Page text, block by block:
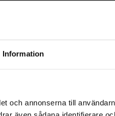
Information
och annonserna till
för byggbranschen.
och kodbibliotek gör det
för tydliga tidplaner.